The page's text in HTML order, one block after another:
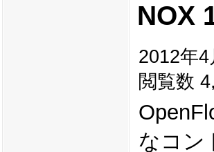
NOX
2012年
閲覧数
なコン